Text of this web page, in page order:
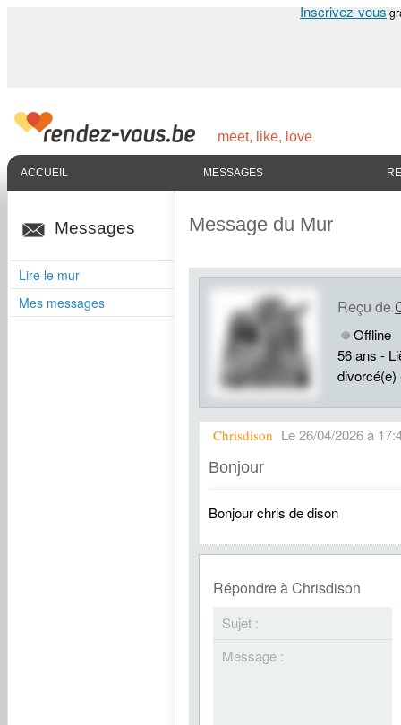
Inscrivez-vous
meet, like, love
ACCUEIL MESSAGES
Messages
Lire le mur
Mes messages
Message du Mur
Reçu de
Offline
56 ans -
divorcé(e)
Chrisdison Le 26/04/2026 à
Bonjour
Bonjour chris de dison
Répondre à Chrisdison
Sujet :
Message :